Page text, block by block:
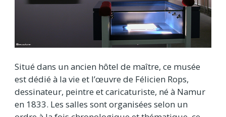
Situé dans un ancien hôtel de maître, ce musée
est dédié à la vie et l’œuvre de Félicien Rops,
dessinateur, peintre et caricaturiste, né à Namur
en 1833. Les salles sont organisées selon un